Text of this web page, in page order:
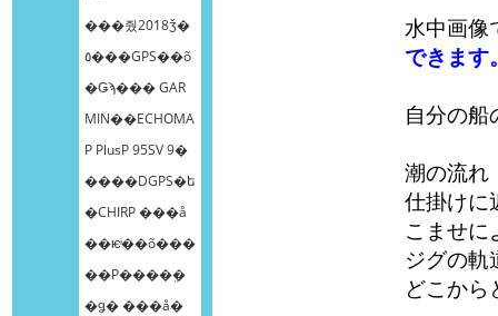
���줬2018ǯ�
٥���GPS��õ
�Ǥϡ��� GAR
MIN��ECHOMA
P PlusP 95SV 9�
����DGPS�ե
�CHIRP ���å
��ѥͥ��õ���
��Ρ����ܸ�
�ǥ� ���å�
水中画像
できます
自分の船
潮の流れ
仕掛けに
こませに
ジグの軌
どこか